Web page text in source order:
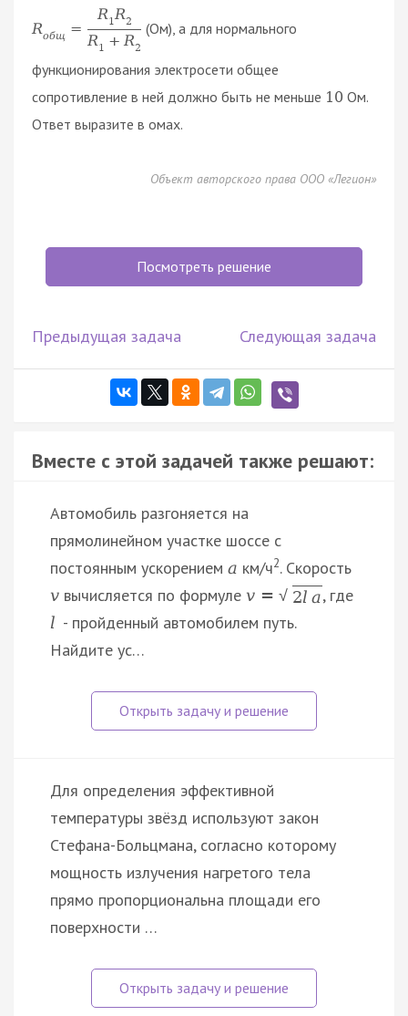
Rобщ =
R1 R2
R1 + R2
(Ом), а для нормального
функционирования электросети общее
сопротивление в ней должно быть не меньше 10 Ом.
Ответ выразите в омах.
Объект авторского права ООО «Легион»
Посмотреть решение
Предыдущая задача Следующая задача
Вместе с этой задачей также решают:
Автомобиль разгоняется на
прямолинейном участке шоссе с
постоянным ускорением a км/ч2. Скорость
v вычисляется по формуле v = √ 2l a, где
l - пройденный автомобилем путь.
Найдите ус…
Для определения эффективной
температуры звёзд используют закон
Стефана-Больцмана, согласно которому
мощность излучения нагретого тела
прямо пропорциональна площади его
поверхности …